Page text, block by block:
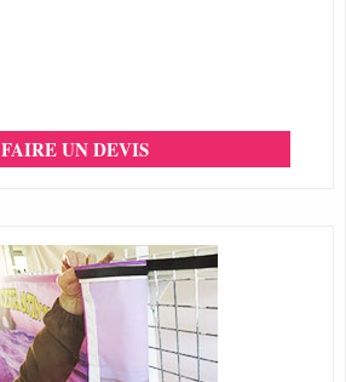
FAIRE UN DEVIS